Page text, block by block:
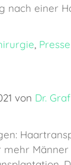
nach einer
von Dr.